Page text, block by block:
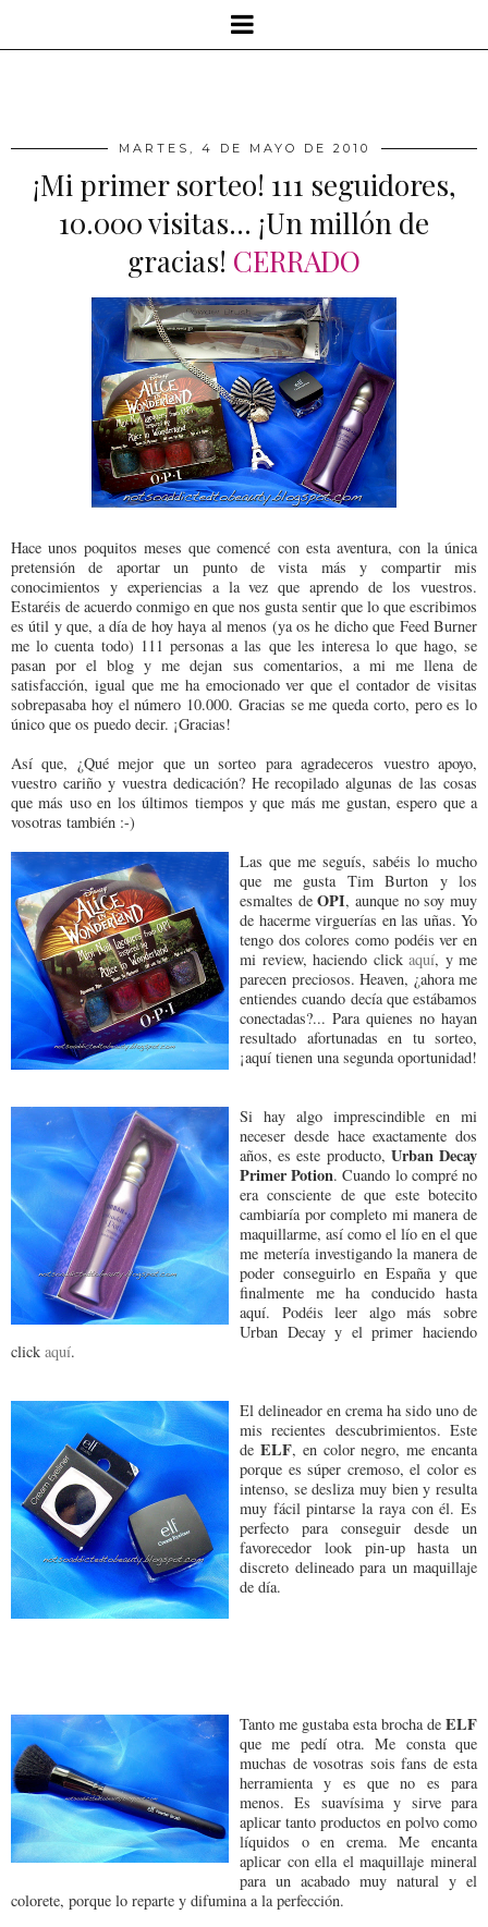
MARTES, 4 DE MAYO DE 2010
¡Mi primer sorteo! 111 seguidores,
10.000 visitas... ¡Un millón de
gracias! CERRADO
Hace unos poquitos meses que comencé con esta aventura, con la única
pretensión de aportar un punto de vista más y compartir mis
conocimientos y experiencias a la vez que aprendo de los vuestros.
Estaréis de acuerdo conmigo en que nos gusta sentir que lo que escribimos
es útil y que, a día de hoy haya al menos (ya os he dicho que Feed Burner
me lo cuenta todo) 111 personas a las que les interesa lo que hago, se
pasan por el blog y me dejan sus comentarios, a mi me llena de
satisfacción, igual que me ha emocionado ver que el contador de visitas
sobrepasaba hoy el número 10.000. Gracias se me queda corto, pero es lo
único que os puedo decir. ¡Gracias!
Así que, ¿Qué mejor que un sorteo para agradeceros vuestro apoyo,
vuestro cariño y vuestra dedicación? He recopilado algunas de las cosas
que más uso en los últimos tiempos y que más me gustan, espero que a
vosotras también :-)
Las que me seguís, sabéis lo mucho
que me gusta Tim Burton y los
esmaltes deOPI, aunque no soy muy
de hacerme virguerías en las uñas. Yo
tengo dos colores como podéis ver en
mi review, haciendo click aquí, y me
parecen preciosos. Heaven, ¿ahora me
entiendes cuando decía que estábamos
conectadas?... Para quienes no hayan
resultado afortunadas en tu sorteo,
¡aquí tienen una segunda oportunidad!
Si hay algo imprescindible en mi
neceser desde hace exactamente dos
años, es este producto, Urban Decay
Primer Potion. Cuando lo compré no
era consciente de que este botecito
cambiaría por completo mi manera de
maquillarme, así como el lío en el que
me metería investigando la manera de
poder conseguirlo en España y que
finalmente me ha conducido hasta
aquí. Podéis leer algo más sobre
Urban Decay y el primer haciendo
click aquí.
El delineador en crema ha sido uno de
mis recientes descubrimientos. Este
de ELF, en color negro, me encanta
porque es súper cremoso, el color es
intenso, se desliza muy bien y resulta
muy fácil pintarse la raya con él. Es
perfecto para conseguir desde un
favorecedor look pin-up hasta un
discreto delineado para un maquillaje
de día.
Tanto me gustaba esta brocha de ELF
que me pedí otra. Me consta que
muchas de vosotras sois fans de esta
herramienta y es que no es para
menos. Es suavísima y sirve para
aplicar tanto productos en polvo como
líquidos o en crema. Me encanta
aplicar con ella el maquillaje mineral
para un acabado muy natural y el
colorete, porque lo reparte y difumina a la perfección.